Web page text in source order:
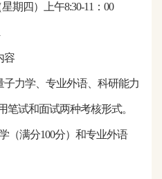
星期 四）上午8:30-11：00
容
力学、专业外语、科研能力
试和面试两种考核形式。
（满分100分）和专业外语